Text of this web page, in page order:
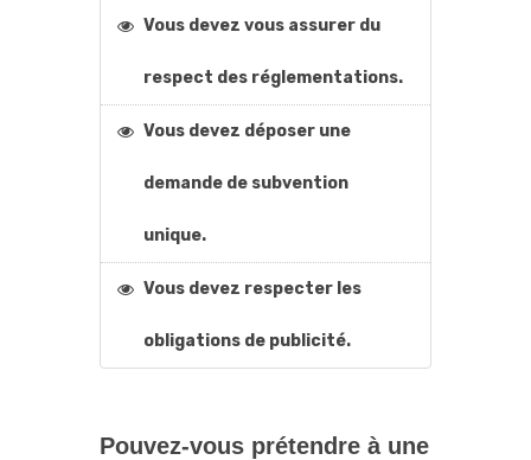
Vous devez vous assurer du
respect des réglementations.
Vous devez déposer une
demande de subvention
unique.
Vous devez respecter les
obligations de publicité.
Pouvez-vous prétendre à une